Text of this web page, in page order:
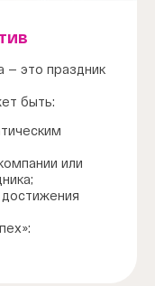
— это праздник
быть:
или